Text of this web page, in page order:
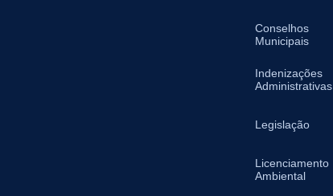
Conselhos
Municipais
Indenizações
Administrativas
Legislação
Licenciamento
Ambiental